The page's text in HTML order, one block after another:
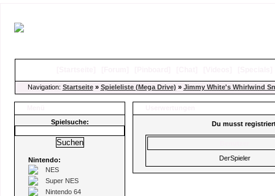
Navigation: Startseite» Spieleliste (Mega Drive) » Jimmy White's Whirlwind
Spielsuche:
Nintendo:
NES
Super NES
Nintendo 64
Du musst
DerSpieler